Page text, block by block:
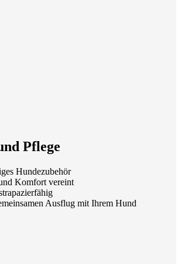
Pflege
Hundezubehör
Komfort vereint
Ausflug mit Ihrem Hund